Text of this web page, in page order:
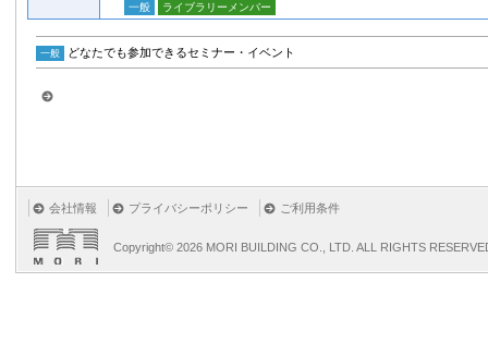
一般 ライブラリーメンバー
一般 どなたでも参加できるセミナー・イベント
会社情報 プライバシーポリシー ご利用条件
Copyright© 2026 MORI BUILDING CO., LTD. ALL RIGHTS